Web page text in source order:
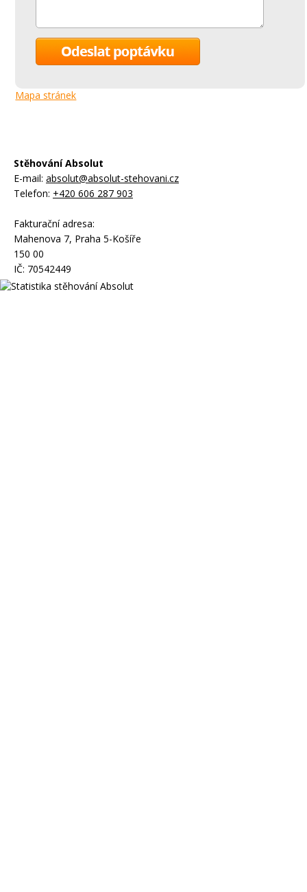
Mapa stránek
Stěhování Absolut
E-mail: absolut@absolut-stehovani.cz
Telefon: +420 606 287 903
Fakturační adresa:
Mahenova 7, Praha 5-Košíře
150 00
IČ: 70542449